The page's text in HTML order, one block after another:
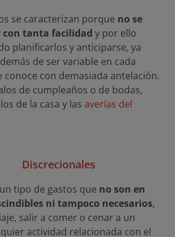
se caracterizan porque no se
con tanta facilidad y por ello
planificarlos y anticiparse, ya
de ser variable en cada
conoce con demasiada antelación.
de cumpleaños o de bodas,
de la casa y las averías del
Discrecionales
tipo de gastos que no son en
ni tampoco necesarios,
salir a comer o cenar a un
actividad relacionada con el